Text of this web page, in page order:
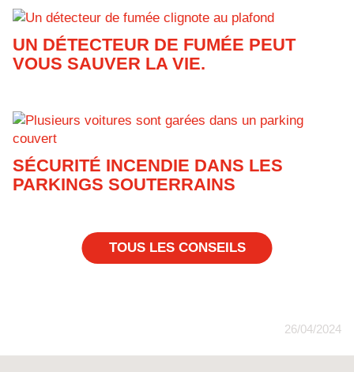
UN DÉTECTEUR DE FUMÉE PEUT
VOUS SAUVER LA VIE.
SÉCURITÉ INCENDIE DANS LES
PARKINGS SOUTERRAINS
TOUS LES CONSEILS
26/04/2024